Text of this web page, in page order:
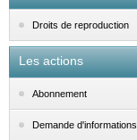
Droits de reproduction
Les actions
Abonnement
Demande d'informations